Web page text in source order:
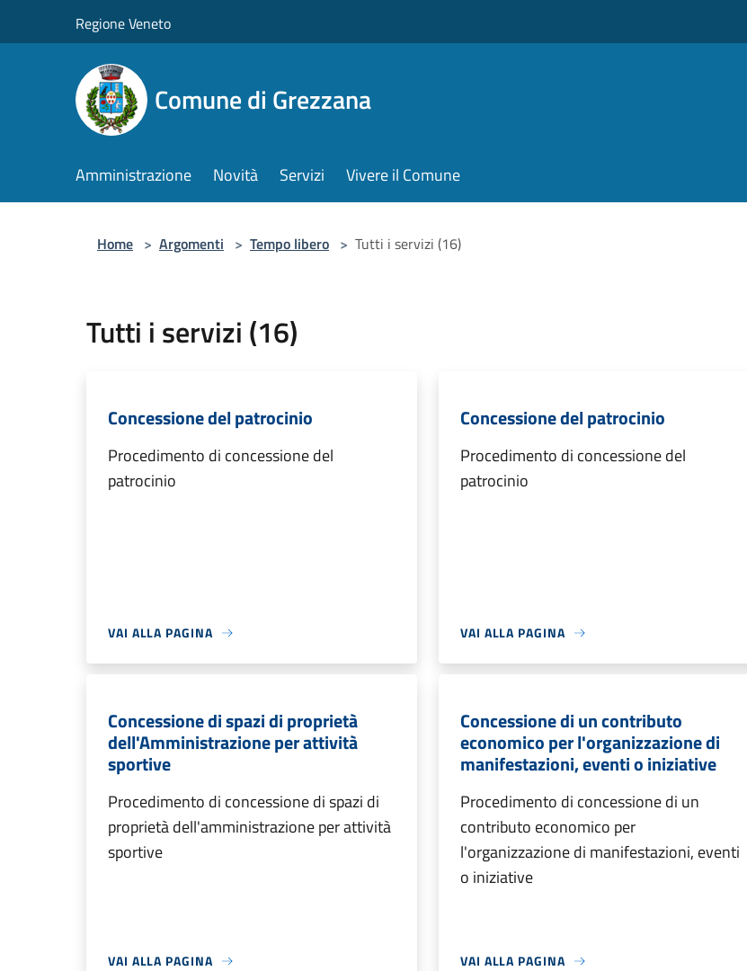
Regione Veneto
Comune di Grezzana
Amministrazione Novità Servizi Vivere il Comune
Home > Argomenti > Tempo libero > Tutti i servizi (16)
Tutti i servizi (16)
Concessione del patrocinio
Procedimento di concessione del
patrocinio
VAI ALLA PAGINA
Concessione del patrocinio
Procedimento di concessione del
patrocinio
VAI ALLA PAGINA
Concessione di spazi di proprietà
dell'Amministrazione per attività
sportive
Procedimento di concessione di spazi di
proprietà dell'amministrazione per attività
sportive
VAI ALLA PAGINA
Concessione di un contributo
economico per l'organizzazione di
manifestazioni, eventi o iniziative
Procedimento di concessione di un
contributo economico per
l'organizzazione di manifestazioni, eventi
o iniziative
VAI ALLA PAGINA